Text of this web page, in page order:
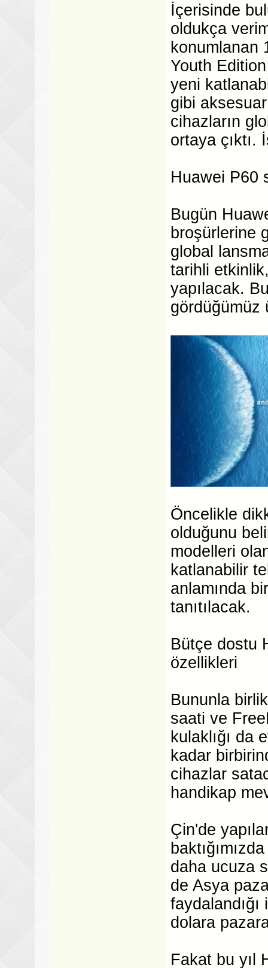
İçerisinde
oldukça
konumlanan
Youth
yeni
gibi
cihazların
ortaya
Huawei P60
Bugün
broşürlerine
global
tarihli
yapılacak.
gördüğümüz
Öncelikle
olduğunu
modelleri
katlanabilir
anlamında
tanıtılacak.
Bütçe dostu
özellikleri
Bununla
saati ve
kulaklığı da
kadar
cihazlar
handikap
Çin'de
daha ucuza
de Asya
dolara
Fakat bu yıl